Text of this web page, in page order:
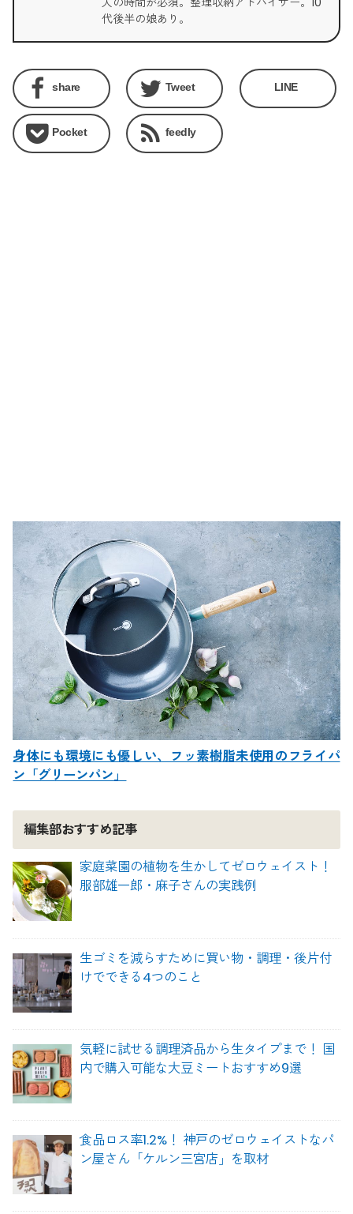
代後半の娘あり。
share Tweet LINE
Pocket feedly
身体にも環境にも優しい、フッ素樹脂未使用のフライパ
ン「グリーンパン」
編集部おすすめ記事
家庭菜園の植物を生かしてゼロウェイスト！
服部雄一郎・麻子さんの実践例
生ゴミを減らすために買い物・調理・後片付
けでできる4つのこと
気軽に試せる調理済品から生タイプまで！ 国
内で購入可能な大豆ミートおすすめ9選
食品ロス率1.2%！ 神戸のゼロウェイストなパ
ン屋さん「ケルン三宮店」を取材